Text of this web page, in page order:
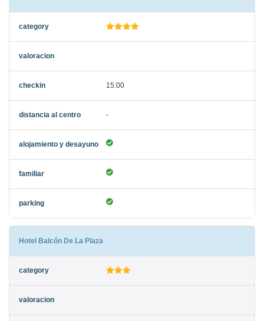
15:00
-
Hotel Balcón De La Plaza